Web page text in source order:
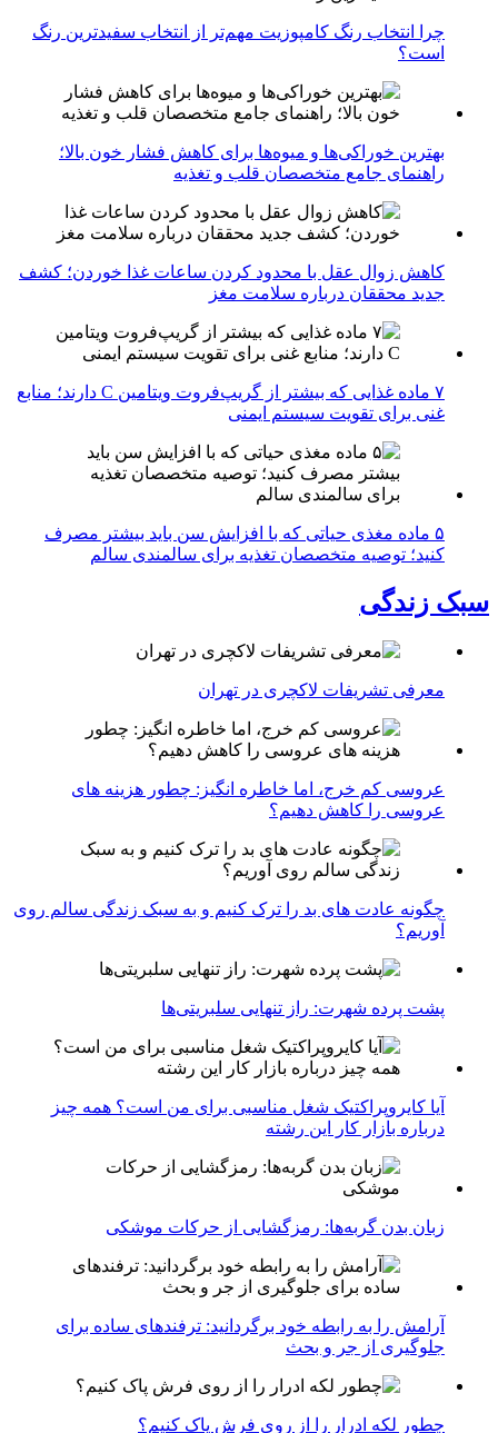
چرا انتخاب رنگ کامپوزیت مهم‌تر از انتخاب سفیدترین رنگ
است؟
بهترین خوراکی‌ها و میوه‌ها برای کاهش فشار خون بالا؛
راهنمای جامع متخصصان قلب و تغذیه
کاهش زوال عقل با محدود کردن ساعات غذا خوردن؛ کشف
جدید محققان درباره سلامت مغز
۷ ماده غذایی که بیشتر از گریپ‌فروت ویتامین C دارند؛ منابع
غنی برای تقویت سیستم ایمنی
۵ ماده مغذی حیاتی که با افزایش سن باید بیشتر مصرف
کنید؛ توصیه متخصصان تغذیه برای سالمندی سالم
سبک زندگی
معرفی تشریفات لاکچری در تهران
عروسی کم خرج، اما خاطره انگیز: چطور هزینه های
عروسی را کاهش دهیم؟
چگونه عادت‌ های بد را ترک کنیم و به سبک زندگی سالم روی
آوریم؟
پشت پرده شهرت: راز تنهایی سلبریتی‌ها
آیا کایروپراکتیک شغل مناسبی برای من است؟ همه چیز
درباره بازار کار این رشته
زبان بدن گربه‌ها: رمزگشایی از حرکات موشکی
آرامش را به رابطه خود برگردانید: ترفندهای ساده برای
جلوگیری از جر و بحث
چطور لکه ادرار را از روی فرش پاک کنیم؟